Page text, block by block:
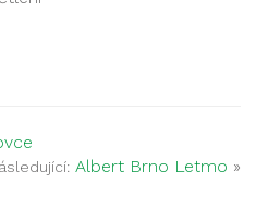
Albert Brno Letmo »